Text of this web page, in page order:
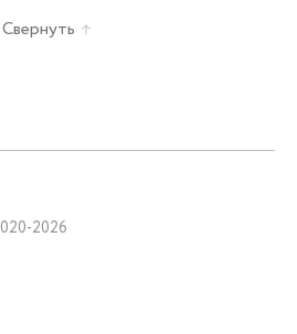
Свернуть
2026